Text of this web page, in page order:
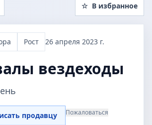
☆ В избранное
Рост 26 апреля 2023 г.
вездеходы
продавцу Пожаловаться